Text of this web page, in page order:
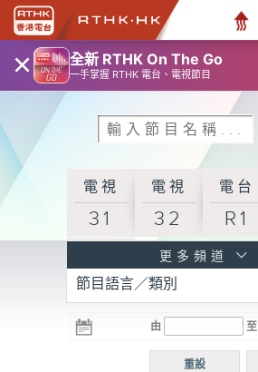
× 全新 RTHK On The Go
一手掌握 RTHK 電台、電視節目
電視
31
電視
32
電台
R1
R3
電台 電台
R5
電台
普通
更多頻道
節目語言／類別
由 至
重設